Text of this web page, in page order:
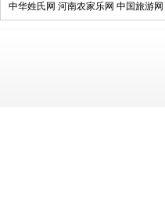
中华姓氏网 河南农家乐网 中国旅游网